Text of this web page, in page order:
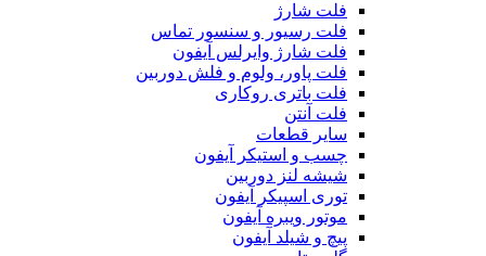
فلت شارژ
فلت رسیور و سنسور تماس
فلت شارژ وایرلس آیفون
فلت پاور، ولوم و فلش دوربین
فلت باتری روکاری
فلت آنتن
سایر قطعات
چسب و استیکر آیفون
شیشه لنز دوربین
توری اسپیکر آیفون
موتور ویبره آیفون
پیچ و شیلد آیفون